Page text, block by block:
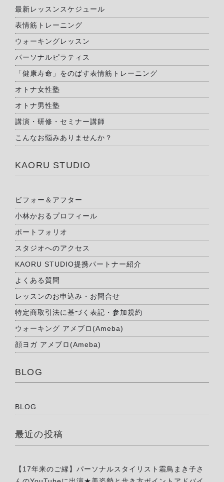
最新レッスンスケジュール
表情筋トレーニング
ウォーキングレッスン
パーソナルピラティス
「健康寿命」をのばす表情筋トレーニング
オトナ女性塾
オトナ男性塾
講演・研修・セミナー講師
こんなお悩みありませんか？
KAORU STUDIO
ビフォー＆アフター
小林かおるプロフィール
ポートフォリオ
スタジオへのアクセス
KAORU STUDIO提携パートナー紹介
よくある質問
レッスンのお申込み・お問合せ
特定商取引法に基づく表記・参加規約
ウォーキング アメブロ(Ameba)
顔ヨガ アメブロ(Ameba)
BLOG
BLOG
最近の投稿
【17年来のご縁】パーソナルスタイリスト霜鳥まき子さ